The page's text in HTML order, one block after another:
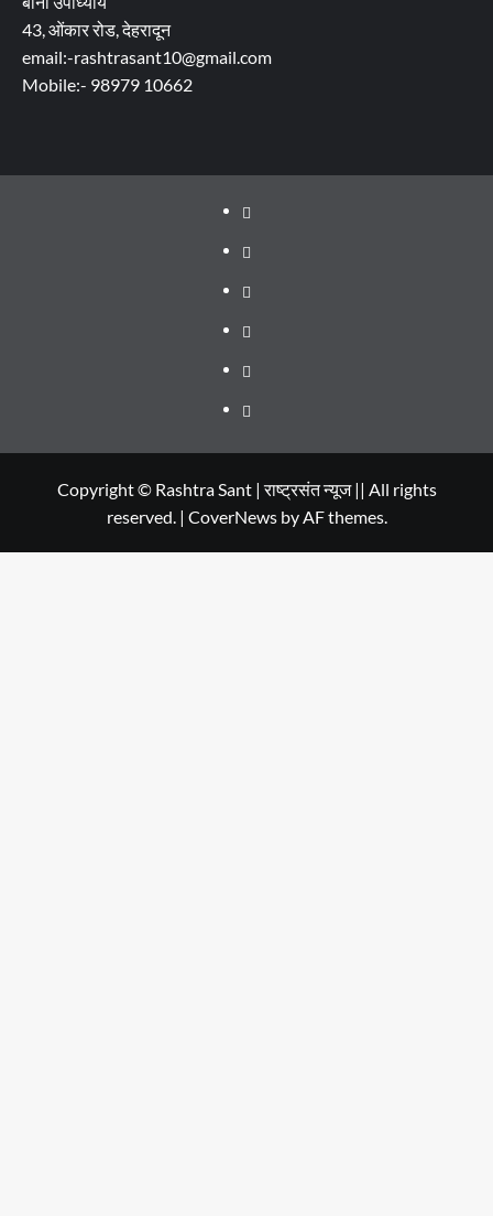
43, ओंकार रोड, देहरादून
email:-rashtrasant10@gmail.com
Mobile:- 98979 10662
About
WEB
SERIES
TO
Dehradun
Smart
City
Life
in
Dehradun
Places
to
in
Dehradun
सम्पर्क
Copyright © Rashtra Sant | राष्ट्रसंत न्यूज || All rights
reserved. | CoverNewsby AF themes.